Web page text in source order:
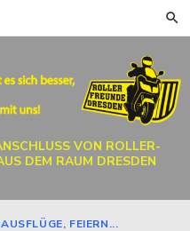
VON ROLLER-
DEM RAUM DRESDEN
FEIERN...